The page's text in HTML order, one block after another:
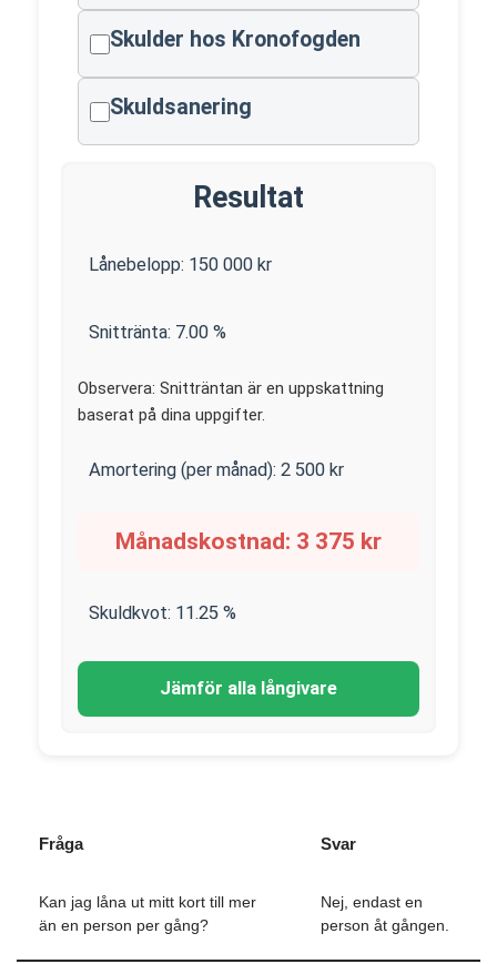
Skulder hos Kronofogden
Skuldsanering
Resultat
Lånebelopp: 150 000 kr
Snittränta: 7.00 %
Observera: Snitträntan är en uppskattning
baserat på dina uppgifter.
Amortering (per månad): 2 500 kr
Månadskostnad: 3 375 kr
Skuldkvot: 11.25 %
Jämför alla långivare
Fråga Svar
Kan jag låna ut mitt kort till mer
än en person per gång?
Nej, endast en
person åt gången.